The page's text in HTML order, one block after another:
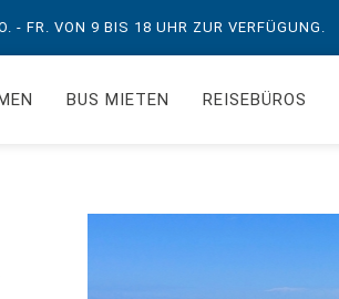
- FR. VON 9 BIS 18 UHR ZUR VERFÜGUNG.
BUS MIETEN REISEBÜROS